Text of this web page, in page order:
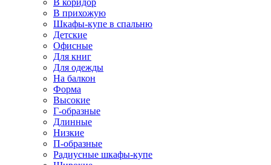
В коридор
В прихожую
Шкафы-купе в спальню
Детские
Офисные
Для книг
Для одежды
На балкон
Форма
Высокие
Г-образные
Длинные
Низкие
П-образные
Радиусные шкафы-купе